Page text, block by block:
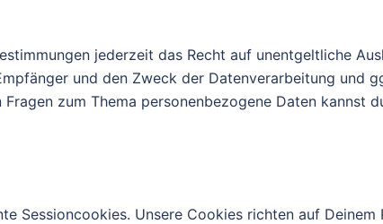
jederzeit das Recht auf unentgeltliche
und den Zweck der Datenverarbeitung und
zum Thema personenbezogene Daten kannst
Sessioncookies. Unsere Cookies richten auf Deinem